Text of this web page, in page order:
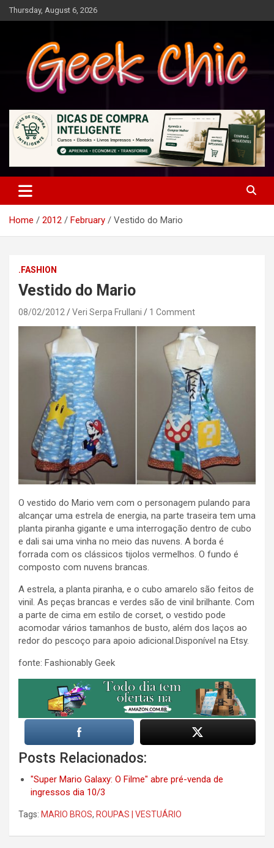
Skip
to
Thursday, August 6, 2026
Geek Chic
Home 2012 February Vestido do Mario
.FASHION
Vestido do Mario
08/02/2012 Veri Serpa Frullani 1 Comment
O vestido do Mario vem com o personagem pulando para
alcançar uma estrela de energia, na parte traseira tem uma
planta piranha gigante e uma interrogação dentro de cubo
e dali sai uma vinha no meio das nuvens. A borda é
forrada com os clássicos tijolos vermelhos. O fundo é
composto com nuvens brancas.
A estrela, a planta piranha, e o cubo amarelo são feitos de
vinil. As peças brancas e verdes são de vinil brilhante. Com
a parte de cima em estilo de corset, o vestido pode
acomodar vários tamanhos de busto, além dos laços ao
redor do pescoço para apoio adicional.Disponível na Etsy.
fonte: Fashionably Geek
Posts Relacionados:
"Super Mario Galaxy: O Filme" abre pré-venda de
ingressos dia 10/3
Tags: MARIO BROS, ROUPAS | VESTUÁRIO